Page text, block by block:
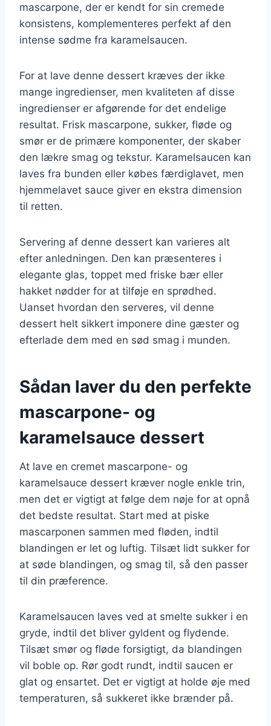
mascarpone, der er kendt for sin cremede
konsistens, komplementeres perfekt af den
intense sødme fra karamelsaucen.
For at lave denne dessert kræves der ikke
mange ingredienser, men kvaliteten af disse
ingredienser er afgørende for det endelige
resultat. Frisk mascarpone, sukker, fløde og
smør er de primære komponenter, der skaber
den lækre smag og tekstur. Karamelsaucen kan
laves fra bunden eller købes færdiglavet, men
hjemmelavet sauce giver en ekstra dimension
til retten.
Servering af denne dessert kan varieres alt
efter anledningen. Den kan præsenteres i
elegante glas, toppet med friske bær eller
hakket nødder for at tilføje en sprødhed.
Uanset hvordan den serveres, vil denne
dessert helt sikkert imponere dine gæster og
efterlade dem med en sød smag i munden.
Sådan laver du den perfekte
mascarpone- og
karamelsauce dessert
At lave en cremet mascarpone- og
karamelsauce dessert kræver nogle enkle trin,
men det er vigtigt at følge dem nøje for at opnå
det bedste resultat. Start med at piske
mascarponen sammen med fløden, indtil
blandingen er let og luftig. Tilsæt lidt sukker for
at søde blandingen, og smag til, så den passer
til din præference.
Karamelsaucen laves ved at smelte sukker i en
gryde, indtil det bliver gyldent og flydende.
Tilsæt smør og fløde forsigtigt, da blandingen
vil boble op. Rør godt rundt, indtil saucen er
glat og ensartet. Det er vigtigt at holde øje med
temperaturen, så sukkeret ikke brænder på.